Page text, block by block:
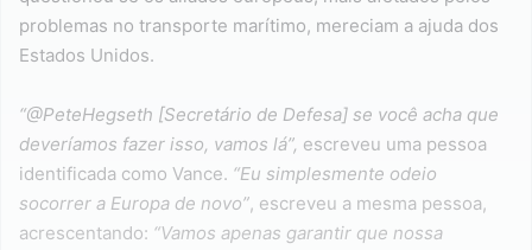
problemas no transporte marítimo, mereciam a ajuda dos
Estados Unidos.
“@PeteHegseth [Secretário de Defesa] se você acha que
deveríamos fazer isso, vamos lá”, escreveu uma pessoa
identificada como Vance. “Eu simplesmente odeio
socorrer a Europa de novo”, escreveu a mesma pessoa,
acrescentando: “Vamos apenas garantir que nossa